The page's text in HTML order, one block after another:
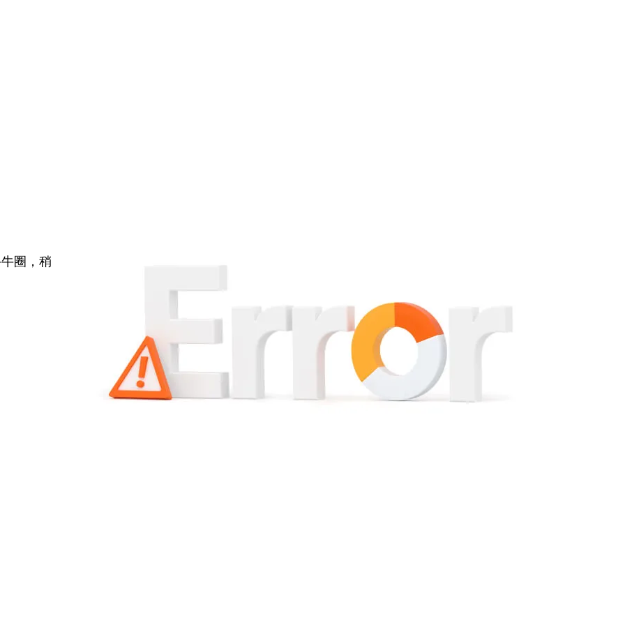
圈，稍